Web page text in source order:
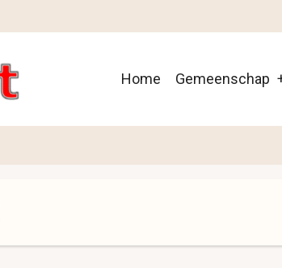
Main
Home Gemeenschap